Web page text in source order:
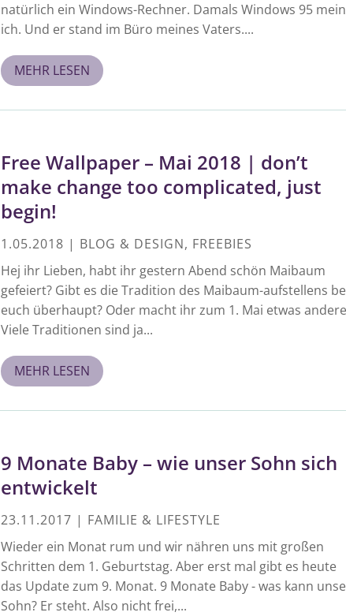
natürlich ein Windows-Rechner. Damals Windows 95
ich. Und er stand im Büro meines Vaters....
MEHR LESEN
Free Wallpaper – Mai 2018 | don’t
make change too complicated, just
begin!
1.05.2018 | BLOG & DESIGN, FREEBIES
Hej ihr Lieben, habt ihr gestern Abend schön Maibaum
gefeiert? Gibt es die Tradition des Maibaum-aufstellens
euch überhaupt? Oder macht ihr zum 1. Mai etwas
Viele Traditionen sind ja...
MEHR LESEN
9 Monate Baby – wie unser Sohn sich
entwickelt
23.11.2017 | FAMILIE & LIFESTYLE
Wieder ein Monat rum und wir nähren uns mit großen
Schritten dem 1. Geburtstag. Aber erst mal gibt es heute
das Update zum 9. Monat. 9 Monate Baby - was kann
Sohn? Er steht. Also nicht frei,...